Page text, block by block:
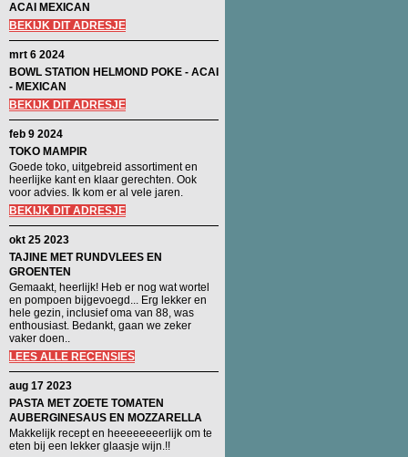
ACAI MEXICAN
BEKIJK DIT ADRESJE
mrt 6 2024
BOWL STATION HELMOND POKE - ACAI
- MEXICAN
BEKIJK DIT ADRESJE
feb 9 2024
TOKO MAMPIR
Goede toko, uitgebreid assortiment en
heerlijke kant en klaar gerechten. Ook
voor advies. Ik kom er al vele jaren.
BEKIJK DIT ADRESJE
okt 25 2023
TAJINE MET RUNDVLEES EN
GROENTEN
Gemaakt, heerlijk! Heb er nog wat wortel
en pompoen bijgevoegd... Erg lekker en
hele gezin, inclusief oma van 88, was
enthousiast. Bedankt, gaan we zeker
vaker doen..
LEES ALLE RECENSIES
aug 17 2023
PASTA MET ZOETE TOMATEN
AUBERGINESAUS EN MOZZARELLA
Makkelijk recept en heeeeeeeerlijk om te
eten bij een lekker glaasje wijn.!!